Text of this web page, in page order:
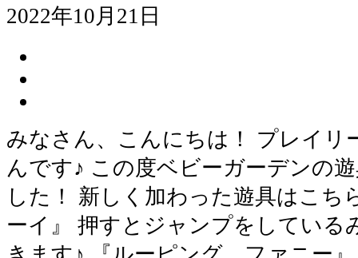
2022年10月21日
みなさん、こんにちは！ プレイリ
んです♪ この度ベビーガーデンの
した！ 新しく加わった遊具はこち
ーイ』 押すとジャンプをしている